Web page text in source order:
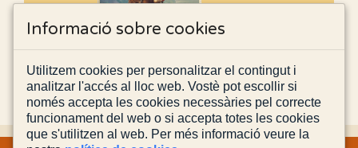
Informació sobre cookies
Utilitzem cookies per personalitzar el contingut i
analitzar l'accés al lloc web. Vostè pot escollir si
només accepta les cookies necessàries pel correcte
funcionament del web o si accepta totes les cookies
que s'utilitzen al web. Per més informació veure la